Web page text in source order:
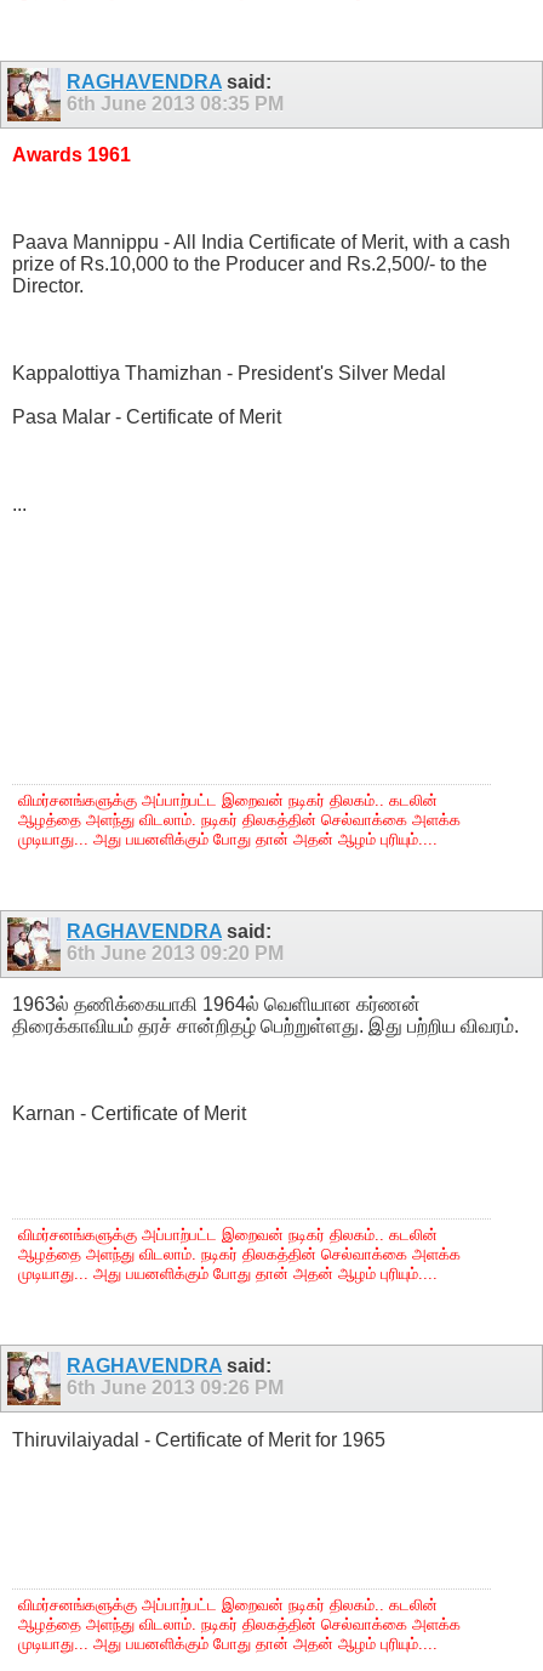
RAGHAVENDRA said:
6th June 2013 08:35 PM
Awards 1961
Paava Mannippu - All India Certificate of Merit, with a cash
prize of Rs.10,000 to the Producer and Rs.2,500/- to the
Director.
Kappalottiya Thamizhan - President's Silver Medal
Pasa Malar - Certificate of Merit
...
விமர்சனங்களுக்கு அப்பாற்பட்ட இறைவன் நடிகர் திலகம்.. கடலின்
ஆழத்தை அளந்து விடலாம். நடிகர் திலகத்தின் செல்வாக்கை அளக்க
முடியாது... அது பயனளிக்கும் போது தான் அதன் ஆழம் புரியும்....
RAGHAVENDRA said:
6th June 2013 09:20 PM
1963ல் தணிக்கையாகி 1964ல் வெளியான கர்ணன்
திரைக்காவியம் தரச் சான்றிதழ் பெற்றுள்ளது. இது பற்றிய விவரம்.
Karnan - Certificate of Merit
விமர்சனங்களுக்கு அப்பாற்பட்ட இறைவன் நடிகர் திலகம்.. கடலின்
ஆழத்தை அளந்து விடலாம். நடிகர் திலகத்தின் செல்வாக்கை அளக்க
முடியாது... அது பயனளிக்கும் போது தான் அதன் ஆழம் புரியும்....
RAGHAVENDRA said:
6th June 2013 09:26 PM
Thiruvilaiyadal - Certificate of Merit for 1965
விமர்சனங்களுக்கு அப்பாற்பட்ட இறைவன் நடிகர் திலகம்.. கடலின்
ஆழத்தை அளந்து விடலாம். நடிகர் திலகத்தின் செல்வாக்கை அளக்க
முடியாது... அது பயனளிக்கும் போது தான் அதன் ஆழம் புரியும்....